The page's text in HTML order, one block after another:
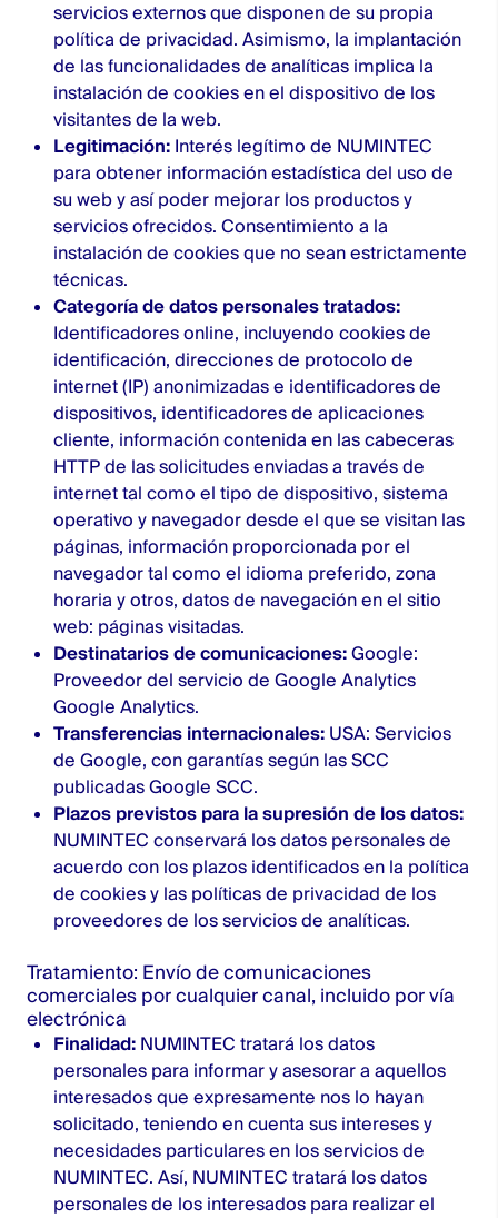
servicios externos que disponen de su propia
política de privacidad. Asimismo, la implantación
de las funcionalidades de analíticas implica la
instalación de cookies en el dispositivo de los
visitantes de la web.
Legitimación: Interés legítimo de NUMINTEC
para obtener información estadística del uso de
su web y así poder mejorar los productos y
servicios ofrecidos. Consentimiento a la
instalación de cookies que no sean estrictamente
técnicas.
Categoría de datos personales tratados:
Identificadores online, incluyendo cookies de
identificación, direcciones de protocolo de
internet (IP) anonimizadas e identificadores de
dispositivos, identificadores de aplicaciones
cliente, información contenida en las cabeceras
HTTP de las solicitudes enviadas a través de
internet tal como el tipo de dispositivo, sistema
operativo y navegador desde el que se visitan las
páginas, información proporcionada por el
navegador tal como el idioma preferido, zona
horaria y otros, datos de navegación en el sitio
web: páginas visitadas.
Destinatarios de comunicaciones:Google:
Proveedor del servicio de Google Analytics
Google Analytics.
Transferencias internacionales: USA: Servicios
de Google, con garantías según las SCC
publicadasGoogle SCC.
Plazos previstos para la supresión de los datos:
NUMINTEC conservará los datos personales de
acuerdo con los plazos identificados en la política
de cookies y las políticas de privacidad de los
proveedores de los servicios de analíticas.
Tratamiento: Envío de comunicaciones
comerciales por cualquier canal, incluido por vía
electrónica
Finalidad: NUMINTEC tratará los datos
personales para informar y asesorar a aquellos
interesados que expresamente nos lo hayan
solicitado, teniendo en cuenta sus intereses y
necesidades particulares en los servicios de
NUMINTEC. Así, NUMINTEC tratará los datos
personales de los interesados para realizar el